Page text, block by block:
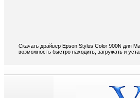
Скачать драйвер Epson Stylus Color 900N для
возможность быстро находить, загружать и